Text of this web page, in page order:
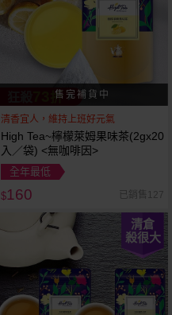
折
清香宜人，維持上班好元氣
High Tea~檸檬萊姆果味茶(2gx20
入／袋) <無咖啡因>
全年最低
$160 已銷售127
清倉
殺很大